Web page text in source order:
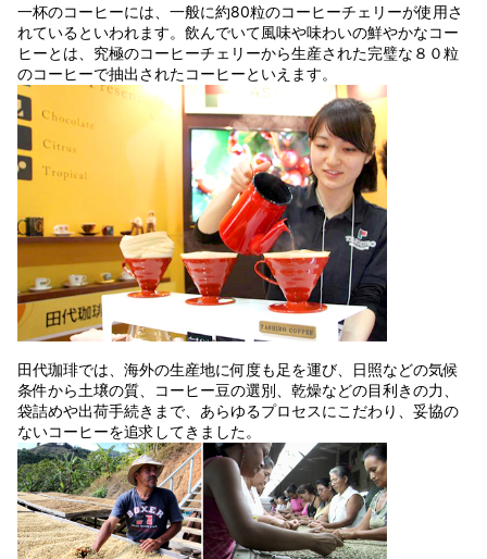
一杯のコーヒーには、一般に約80粒のコーヒーチェリーが使用さ
れているといわれます。飲んでいて風味や味わいの鮮やかなコー
ヒーとは、究極のコーヒーチェリーから生産された完璧な８０粒
のコーヒーで抽出されたコーヒーといえます。
田代珈琲では、海外の生産地に何度も足を運び、日照などの気候
条件から土壌の質、コーヒー豆の選別、乾燥などの目利きの力、
袋詰めや出荷手続きまで、あらゆるプロセスにこだわり、妥協の
ないコーヒーを追求してきました。